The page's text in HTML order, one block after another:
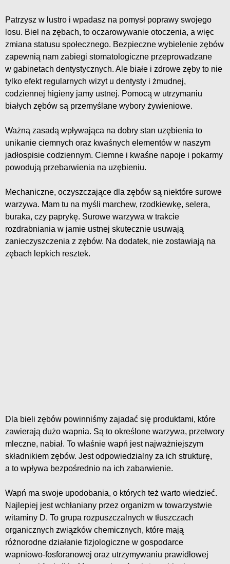
Patrzysz w lustro i wpadasz na pomysł poprawy swojego
losu. Biel na zębach, to oczarowywanie otoczenia, a więc
zmiana statusu społecznego. Bezpieczne wybielenie zębów
zapewnią nam zabiegi stomatologiczne przeprowadzane
w gabinetach dentystycznych. Ale białe i zdrowe zęby to nie
tylko efekt regularnych wizyt u dentysty i żmudnej,
codziennej higieny jamy ustnej. Pomocą w utrzymaniu
białych zębów są przemyślane wybory żywieniowe.
Ważną zasadą wpływająca na dobry stan uzębienia to
unikanie ciemnych oraz kwaśnych elementów w naszym
jadłospisie codziennym. Ciemne i kwaśne napoje i pokarmy
powodują przebarwienia na uzębieniu.
Mechaniczne, oczyszczające dla zębów są niektóre surowe
warzywa. Mam tu na myśli marchew, rzodkiewkę, selera,
buraka, czy paprykę. Surowe warzywa w trakcie
rozdrabniania w jamie ustnej skutecznie usuwają
zanieczyszczenia z zębów. Na dodatek, nie zostawiają na
zębach lepkich resztek.
Dla bieli zębów powinniśmy zajadać się produktami, które
zawierają dużo wapnia. Są to określone warzywa, przetwory
mleczne, nabiał. To właśnie wapń jest najważniejszym
składnikiem zębów. Jest odpowiedzialny za ich strukturę,
a to wpływa bezpośrednio na ich zabarwienie.
Wapń ma swoje upodobania, o których też warto wiedzieć.
Najlepiej jest wchłaniany przez organizm w towarzystwie
witaminy D. To grupa rozpuszczalnych w tłuszczach
organicznych związków chemicznych, które mają
różnorodne działanie fizjologiczne w gospodarce
wapniowo-fosforanowej oraz utrzymywaniu prawidłowej